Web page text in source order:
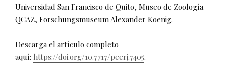
Universidad San Francisco de Quito, Museo de Zoología
QCAZ, Forschungsmuseum Alexander Koenig.
Descarga el artículo completo
aquí: https://doi.org/10.7717/peerj.7405.